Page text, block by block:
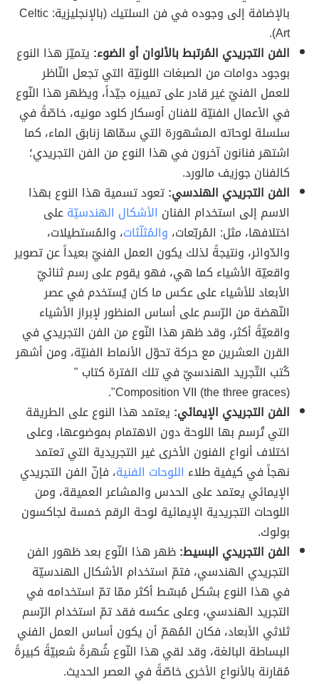
بالإضافة إلى وجوده في فن السلتيك (بالإنجليزية: Celtic
Art).
الفن التجريدي المُرتبط بالألوان أو الضوء: يتميّز هذا النوع
بوجود دوامات من الصبغات اللونيّة التي تجعل النّاظر
للعمل الفنيّ غير قادر على تمييزه جيّداً، ويظهر هذا النّوع
في الأعمال الفنيّة للفنان أوسكار كلود مونيه، خاصّةً في
سلسلة لوحاته المشهورة التي سمّاها زنابق الماء، كما
اشتهر فنانون آخرون في هذا النوع من الفن التجريدي؛
كالفنان جوزيف مالورد.
الفن التجريدي الهندسي:تعود تسمية هذا النوع بهذا
الاسم إلى استخدام الفنان الأشكال الهندسيّةعلى
اختلافها، مثل: المُربّعات، والمُثلّثات، والمُستطيلات،
والدّوائر، ونتيجةً لذلك يكون العمل الفنيّ بعيداً عن تصوير
واقعيّة الأشياء كما هي، فهو يقوم على رسم ثنائيّ
الأبعاد للأشياء على عكس ما كان يُستخدم في عصر
النّهضة من الرّسم على أساس المنظور لإبراز الأشياء
واقعيّةً أكثر، وقد ظهر هذا النّوع من الفن التجريدي في
القرن العشرين مع حركة تحوّل الأنماط الفنيّة، ومن أشهر
كُتب التّجريد الهندسيّ في تلك الفترة كتاب "
(Composition VII (the three graces".
الفن التجريدي الإيمائي: يعتمد هذا النوع على الطريقة
التي تُرسم بها اللوحة دون الاهتمام بموضوعها، وعلى
اختلاف أنواع الفنون الأخرى غير التجريدية التي تعتمد
نهجاً في كيفية طلاء اللوحات الفنية، فإنّ الفن التجريدي
الإيمائي يعتمد على الحدس والمشاعر العميقة، ومن
اللوحات التجريدية الإيمائية لوحة الرقم خمسة لجاكسون
بولوك.
الفن التجريدي البسيط:ظهر هذا النّوع بعد ظهور الفن
التجريدي الهندسي، فتمّ استخدام الأشكال الهندسيّة
في هذا النوع بشكل مُبسّط أكثر ممّا تمّ استخدامه في
التجريد الهندسي، وعلى عكسه فقد تمّ استخدام الرّسم
ثلاثي الأبعاد، فكان المُهمّ أن يكون أساس العمل الفني
البساطة البالغة، وقد لقي هذا النّوع شُهرةً شعبيّةً كبيرةً
مُقارنة بالأنواع الأخرى خاصّةً في العصر الحديث.